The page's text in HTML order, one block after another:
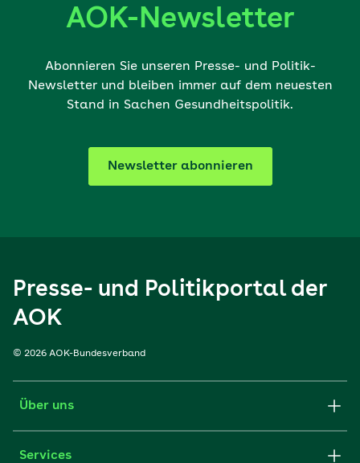
AOK-Newsletter
Abonnieren Sie unseren Presse- und Politik-
Newsletter und bleiben immer auf dem neuesten
Stand in Sachen Gesundheitspolitik.
Newsletter abonnieren
Presse- und Politikportal der
AOK
© 2026 AOK-Bundesverband
Über uns
Services